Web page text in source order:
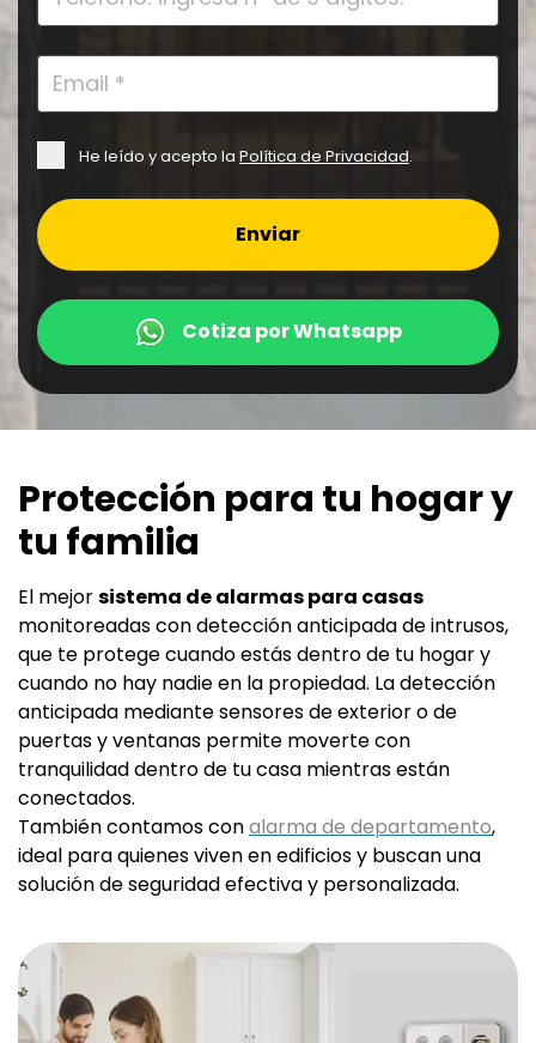
He leído y acepto la Política de Privacidad.
Enviar
Cotiza por Whatsapp
Protección para tu hogar y
tu familia
El mejorsistema de alarmas para casas
monitoreadas con detección anticipada de intrusos,
que te protege cuando estás dentro de tu hogar y
cuando no hay nadie en la propiedad. La detección
anticipada mediante sensores de exterior o de
puertas y ventanas permite moverte con
tranquilidad dentro de tu casa mientras están
conectados.
También contamos conalarma de departamento,
ideal para quienes viven en edificios y buscan una
solución de seguridad efectiva y personalizada.